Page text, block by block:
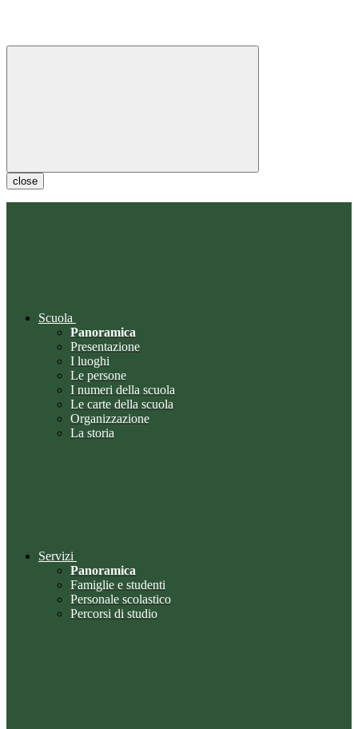
close
Scuola
Panoramica
Presentazione
I luoghi
Le persone
I numeri della scuola
Le carte della scuola
Organizzazione
La storia
Servizi
Panoramica
Famiglie e studenti
Personale scolastico
Percorsi di studio